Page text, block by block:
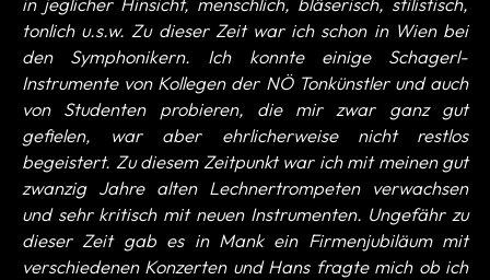
tonlich u.s.w. Zu dieser Zeit war ich schon in Wien bei
den Symphonikern. Ich konnte einige Schagerl-
Instrumente von Kollegen der NÖ Tonkünstler und auch
von Studenten probieren, die mir zwar ganz gut
gefielen, war aber ehrlicherweise nicht restlos
begeistert. Zu diesem Zeitpunkt war ich mit meinen gut
zwanzig Jahre alten Lechnertrompeten verwachsen
und sehr kritisch mit neuen Instrumenten. Ungefähr zu
dieser Zeit gab es in Mank ein Firmenjubiläum mit
verschiedenen Konzerten und Hans fragte mich ob ich